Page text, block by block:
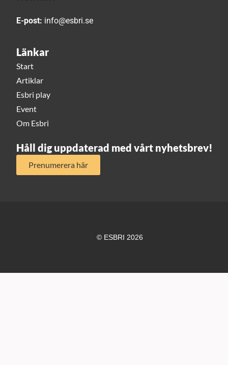
E-post: info@esbri.se
Länkar
Start
Artiklar
Esbri play
Event
Om Esbri
Håll dig uppdaterad med vårt nyhetsbrev!
Prenumerera här
© ESBRI 2026